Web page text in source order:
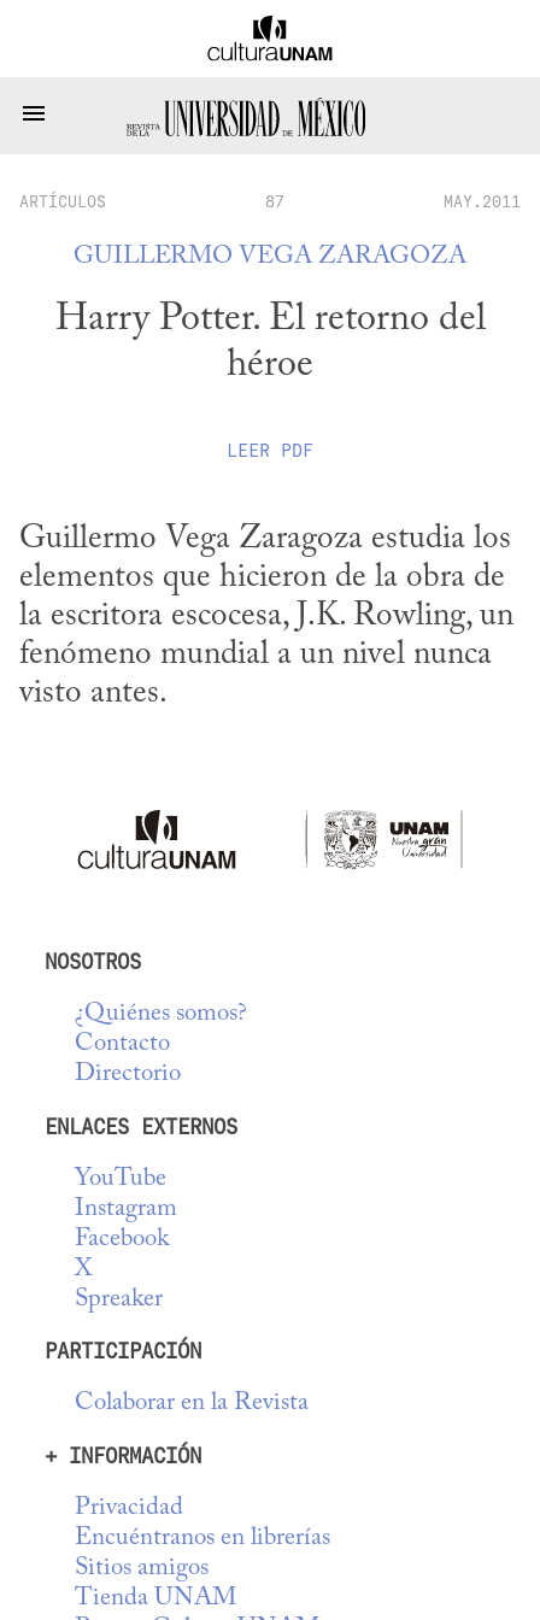
ARTÍCULOS 87 MAY.2011
GUILLERMO VEGA ZARAGOZA
Harry Potter. El retorno del
héroe
LEER PDF
Guillermo Vega Zaragoza estudia los
elementos que hicieron de la obra de
la escritora escocesa, J.K. Rowling, un
fenómeno mundial a un nivel nunca
visto antes.
NOSOTROS
¿Quiénes somos?
Contacto
Directorio
ENLACES EXTERNOS
YouTube
Instagram
Facebook
X
Spreaker
PARTICIPACIÓN
Colaborar en la Revista
+ INFORMACIÓN
Privacidad
Encuéntranos en librerías
Sitios amigos
Tienda UNAM